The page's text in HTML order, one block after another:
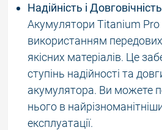
Надійність і
Акумулятори Titanium
використанням передових
якісних матеріалів. Це
ступінь надійності та
акумулятора. Ви можете
нього в
експлуатації.